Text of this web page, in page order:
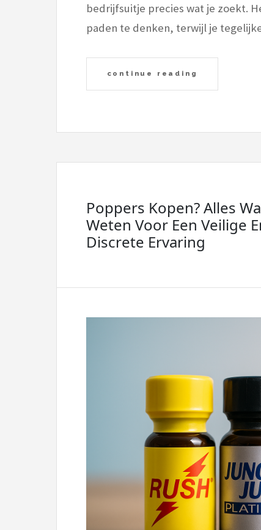
bedrijfsuitje precies wat je zoekt.
paden te denken, terwijl je
continue reading
Poppers Kopen? Alles
Weten Voor Een Veilige
Discrete Ervaring